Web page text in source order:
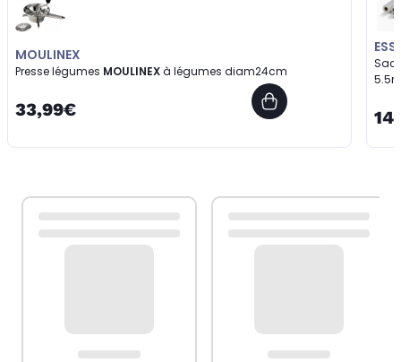
MOULINEX
Presse légumes MOULINEXà légumes diam24cm
33,99€
Sac